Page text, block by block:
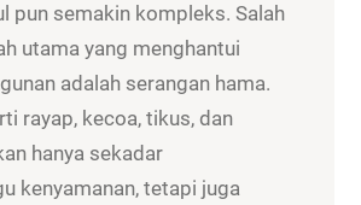
pun semakin kompleks. Salah
utama yang menghantui
adalah serangan hama.
rayap, kecoa, tikus, dan
hanya sekadar
kenyamanan, tetapi juga